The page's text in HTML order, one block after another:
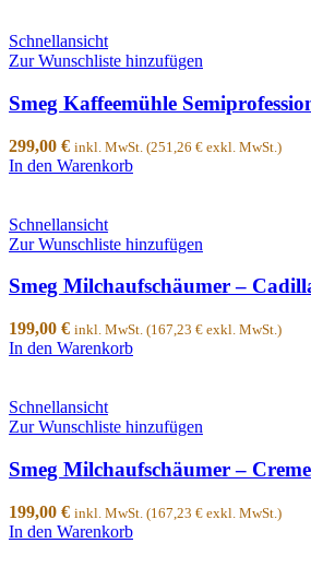
Schnellansicht
Zur Wunschliste hinzufügen
Smeg Kaffeemühle
299,00 € inkl. MwSt. (251,26 € exkl. MwSt.)
In den Warenkorb
Schnellansicht
Zur Wunschliste hinzufügen
Smeg Milchaufschäumer –
199,00 € inkl. MwSt. (167,23 € exkl. MwSt.)
In den Warenkorb
Schnellansicht
Zur Wunschliste hinzufügen
Smeg Milchaufschäumer – Creme
199,00 € inkl. MwSt. (167,23 € exkl. MwSt.)
In den Warenkorb